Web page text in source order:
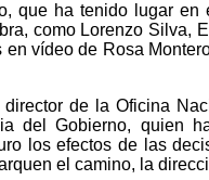
que ha tenido lugar en
como Lorenzo Silva,
vídeo de Rosa
de la Oficina
del Gobierno, quien
los efectos de las
el camino, la